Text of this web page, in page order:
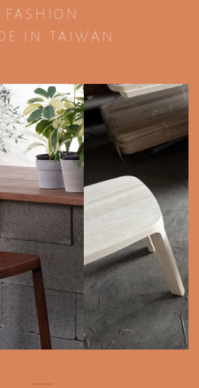
FASHION
IN TAIWAN